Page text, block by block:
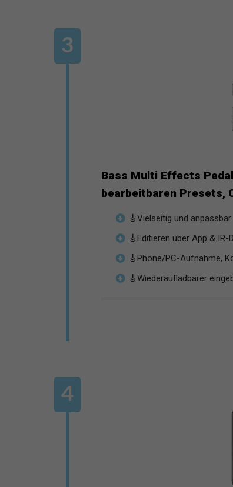
Bass Multi Effects
bearbeitbaren Presets,
🎸Vielseitig und anpassbar
🎸Editieren über App &
🎸Phone/PC-Aufnahme,
🎸Wiederaufladbarer